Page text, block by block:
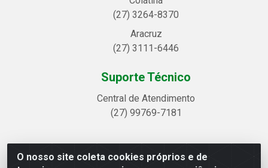
O nosso site coleta cookies próprios e de
(27) 3264-8370
Aracruz
(27) 3111-6446
Suporte Técnico
Central de Atendimento
(27) 99769-7181
Linhavix Distribuidora LTDA - Avenida Alegre, 2521 -